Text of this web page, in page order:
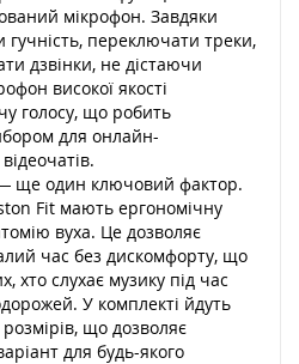
мікрофон. Завдяки
переключати треки,
дзвінки, не дістаючи
високої якості
голосу, що робить
для онлайн-
ще один ключовий фактор.
Fit мають ергономічну
вуха. Це дозволяє
час без дискомфорту, що
хто слухає музику під час
У комплекті йдуть
що дозволяє
для будь-якого